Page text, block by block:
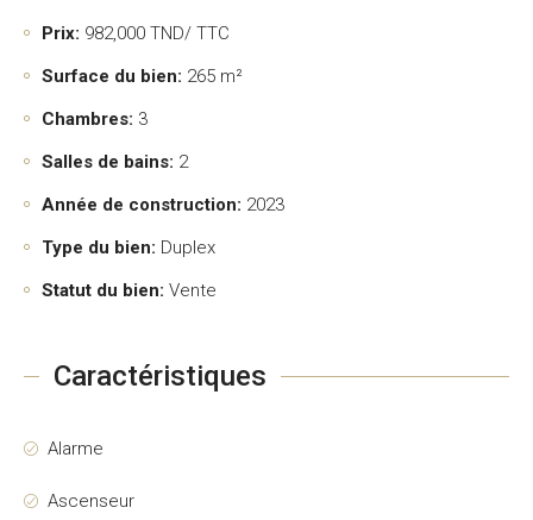
Prix: 982,000 TND/ TTC
Surface du bien: 265 m²
Chambres: 3
Salles de bains: 2
Année de construction: 2023
Type du bien: Duplex
Statut du bien: Vente
Caractéristiques
Alarme
Ascenseur